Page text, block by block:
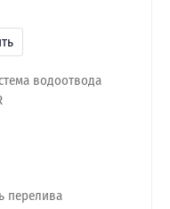
водоотвода
перелива